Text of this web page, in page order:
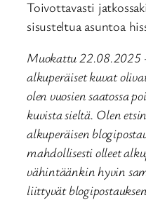
Toivottavasti
sisusteltua asuntoa
Muokattu 22.08.2025
alkuperäiset kuvat
olen vuosien saatossa
kuvista sieltä. Olen
alkuperäisen
mahdollisesti olleet
vähintäänkin hyvin
liittyvät blogipostauksen